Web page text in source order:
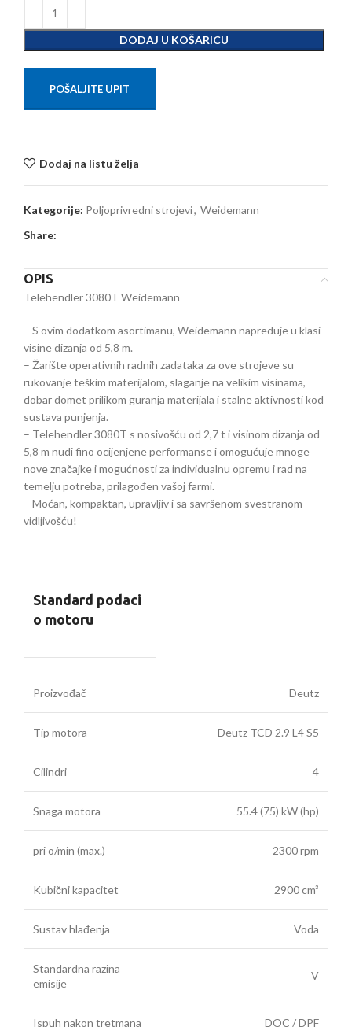
DODAJ U KOŠARICU
POŠALJITE UPIT
Dodaj na listu želja
Kategorije: Poljoprivredni strojevi, Weidemann
Share:
OPIS
Telehendler 3080T Weidemann
– S ovim dodatkom asortimanu, Weidemann napreduje u klasi
visine dizanja od 5,8 m.
– Žarište operativnih radnih zadataka za ove strojeve su
rukovanje teškim materijalom, slaganje na velikim visinama,
dobar domet prilikom guranja materijala i stalne aktivnosti kod
sustava punjenja.
– Telehendler 3080T s nosivošću od 2,7 t i visinom dizanja od
5,8 m nudi fino ocijenjene performanse i omogućuje mnoge
nove značajke i mogućnosti za individualnu opremu i rad na
temelju potreba, prilagođen vašoj farmi.
– Moćan, kompaktan, upravljiv i sa savršenom svestranom
vidljivošću!
Standard podaci
o motoru
Proizvođač Deutz
Tip motora Deutz TCD 2.9 L4 S5
Cilindri 4
Snaga motora 55.4 (75) kW (hp)
pri o/min (max.) 2300 rpm
Kubični kapacitet 2900 cm³
Sustav hlađenja Voda
Standardna razina
emisije
V
Ispuh nakon tretmana DOC / DPF